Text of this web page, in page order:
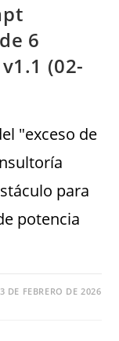
6
(02-
"exceso de
para
potencia
3 DE FEBRERO DE 2026